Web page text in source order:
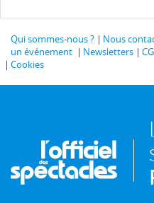
Qui sommes-nous ? Nous
un événement
Newsletters
Cookies